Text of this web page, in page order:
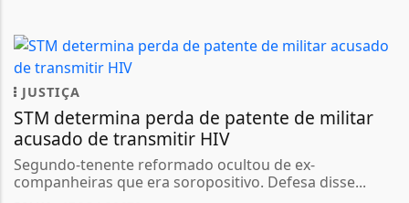
JUSTIÇA
STM determina perda de patente de militar
acusado de transmitir HIV
Segundo-tenente reformado ocultou de ex-
companheiras que era soropositivo. Defesa disse...